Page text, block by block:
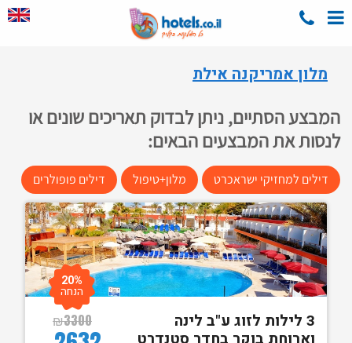
מלון אמריקנה אילת
המבצע הסתיים, ניתן לבדוק תאריכים שונים או
לנסות את המבצעים הבאים:
דילים למחזיקי ישראכרט מלון+טיפול דילים פופולרים
3 לילות לזוג ע"ב לינה
₪3300
20%
הנחה